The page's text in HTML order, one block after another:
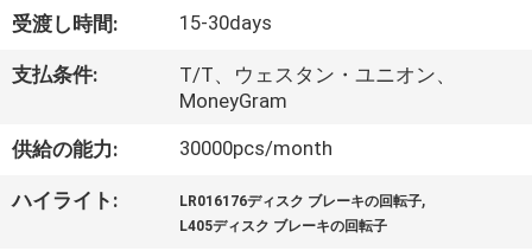
つ
い
て
受渡し時間: 15-30days
支払条件:
T/T、ウェスタン・ユニオン、
MoneyGram
供給の能力: 30000pcs/month
ハイライト: LR016176ディスク ブレーキの回転子,
L405ディスク ブレーキの回転子